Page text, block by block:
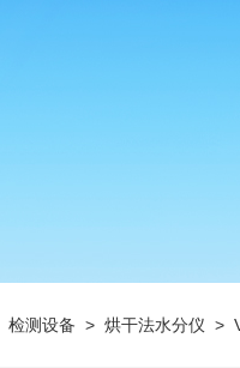
检测设备 > 烘干法水分仪 >